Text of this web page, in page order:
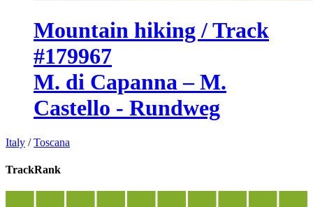
Mountain hiking / Track
#179967
M. di Capanna – M.
Castello - Rundweg
Italy /Toscana
TrackRank